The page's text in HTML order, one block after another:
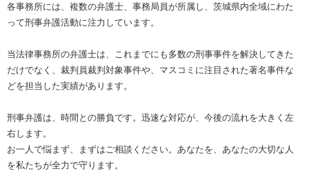
各事務所には、複数の弁護士、事務局員が所属し、茨城県内全域にわた
って刑事弁護活動に注力しています。
当法律事務所の弁護士は、これまでにも多数の刑事事件を解決してきた
だけでなく、裁判員裁判対象事件や、マスコミに注目された著名事件な
どを担当した実績があります。
刑事弁護は、時間との勝負です。迅速な対応が、今後の流れを大きく左
右します。
お一人で悩まず、まずはご相談ください。あなたを、あなたの大切な人
を私たちが全力で守ります。